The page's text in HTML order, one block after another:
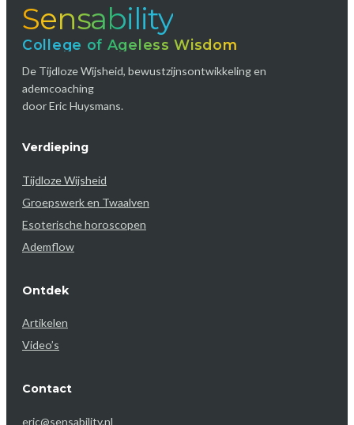
Sensability
College of Ageless Wisdom
De Tijdloze Wijsheid, bewustzijnsontwikkeling en
ademcoaching
door Eric Huysmans.
Verdieping
Tijdloze Wijsheid
Groepswerk en Twaalven
Esoterische horoscopen
Ademflow
Ontdek
Artikelen
Video’s
Contact
eric@sensability.nl